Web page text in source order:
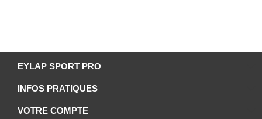
EYLAP SPORT PRO
INFOS PRATIQUES
VOTRE COMPTE